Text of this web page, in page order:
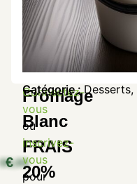
Fromage
Blanc
FRAIS
20%
€
Connectez-
vous
ou
inscrivez-
vous
pour
Catégorie :Desserts,